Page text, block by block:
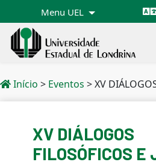
Menu UEL
Início > Eventos >XV DIÁLOGOS
XV DIÁLOGOS
FILOSÓFICOS E